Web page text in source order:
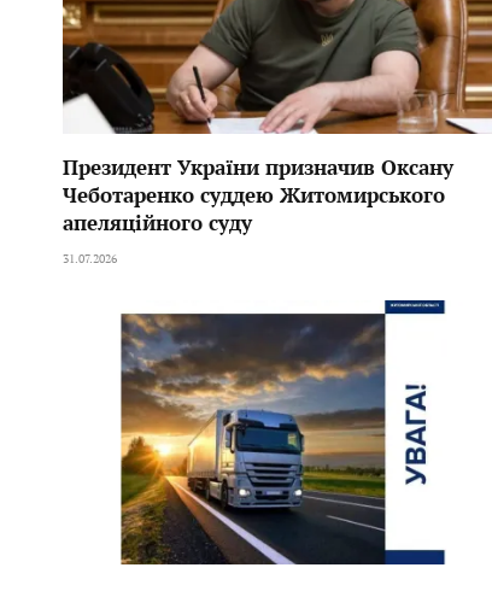
Президент України призначив Оксану
Чеботаренко суддею Житомирського
апеляційного суду
31.07.2026